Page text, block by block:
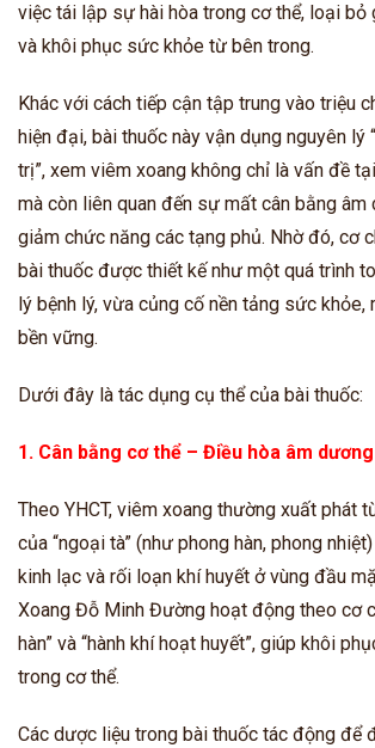
việc tái lập sự hài hòa trong cơ thể, loại bỏ
và khôi phục sức khỏe từ bên trong.
Khác với cách tiếp cận tập trung vào triệu
hiện đại, bài thuốc này vận dụng nguyên lý
trị”, xem viêm xoang không chỉ là vấn đề
mà còn liên quan đến sự mất cân bằng âm
giảm chức năng các tạng phủ. Nhờ đó, cơ
bài thuốc được thiết kế như một quá trình
lý bệnh lý, vừa củng cố nền tảng sức khỏe,
bền vững.
Dưới đây là tác dụng cụ thể của bài thuốc:
1. Cân bằng cơ thể – Điều hòa âm
Theo YHCT, viêm xoang thường xuất phát
của “ngoại tà” (như phong hàn, phong
kinh lạc và rối loạn khí huyết ở vùng đầu
Xoang Đỗ Minh Đường hoạt động theo cơ
hàn” và “hành khí hoạt huyết”, giúp khôi
trong cơ thể.
Các dược liệu trong bài thuốc tác động để